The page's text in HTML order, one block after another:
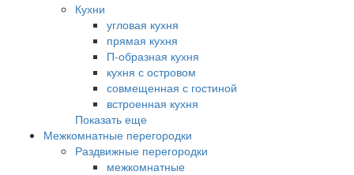
Кухни
угловая кухня
прямая кухня
П-образная кухня
кухня с островом
совмещенная с гостиной
встроенная кухня
Показать еще
Межкомнатные перегородки
Раздвижные перегородки
межкомнатные